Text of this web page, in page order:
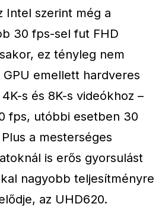
Intel szerint még a
30 fps-sel fut FHD
ez tényleg nem
emellett hardveres
s és 8K-s videókhoz –
fps, utóbbi esetben 30
a mesterséges
is erős gyorsulást
nagyobb teljesítményre
az UHD620.